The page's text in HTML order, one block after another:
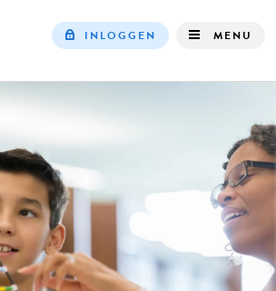
INLOGGEN MENU